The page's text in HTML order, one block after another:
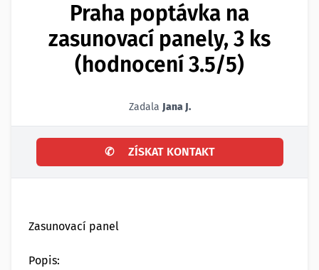
Praha poptávka na
zasunovací panely, 3 ks
(hodnocení 3.5/5)
Zadala Jana J.
✆ ZÍSKAT KONTAKT
Zasunovací panel
Popis: